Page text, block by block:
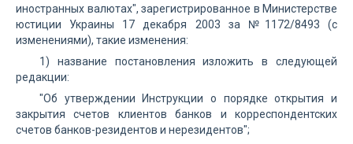
иностранных валютах", зарегистрированное в Министерстве
юстиции Украины 17 декабря 2003 за №1172/8493 (с
изменениями), такие изменения:
1) название постановления изложить в следующей
редакции:
"Об утверждении Инструкции о порядке открытия и
закрытия счетов клиентов банков и корреспондентских
счетов банков-резидентов и нерезидентов";